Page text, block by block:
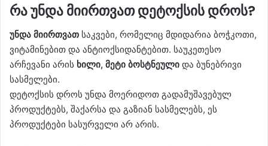
რა უნდა მიირთვათ დეტოქსის დროს?
უნდა მიირთვათ საკვები, რომელიც მდიდარია ბოჭკოთი,
ვიტამინებით და ანტიოქსიდანტებით. საუკეთესო
არჩევანი არის ხილი, მეტი ბოსტნეული და ბუნებრივი
სასმელები.
დეტოქსის დროს უნდა მოერიდოთ გადამუშავებულ
პროდუქტებს, შაქარსა და გაზიან სასმელებს, ეს
პროდუქტები სასურველი არ არის.